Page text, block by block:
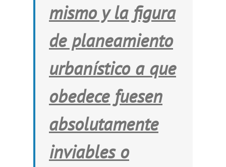
mismo y la figura
de planeamiento
urbanístico a que
obedece fuesen
absolutamente
inviables o